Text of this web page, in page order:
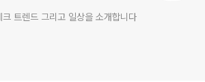
트렌드 그리고 일상을 소개합니다